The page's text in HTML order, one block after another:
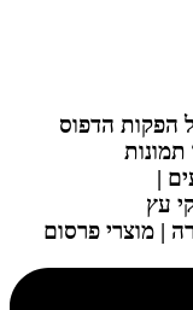
הפקות הדפוס
תמונות
|
עץ
| מוצרי פרסום